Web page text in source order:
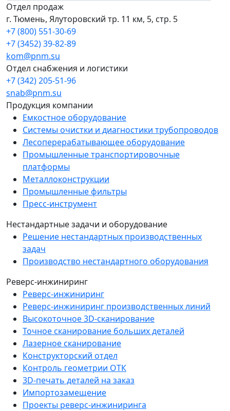
Отдел продаж
г. Тюмень, Ялуторовский тр. 11 км, 5, стр. 5
+7 (800) 551-30-69
+7 (3452) 39-82-89
kom@pnm.su
Отдел снабжения и логистики
+7 (342) 205-51-96
snab@pnm.su
Продукция компании
Емкостное оборудование
Системы очистки и диагностики трубопроводов
Лесоперерабатывающее оборудование
Промышленные транспортировочные
платформы
Металлоконструкции
Промышленные фильтры
Пресс-инструмент
Нестандартные задачи и оборудование
Решение нестандартных производственных
задач
Производство нестандартного оборудования
Реверс-инжиниринг
Реверс-инжиниринг
Реверс-инжиниринг производственных линий
Высокоточное 3D-сканирование
Точное сканирование больших деталей
Лазерное сканирование
Конструкторский отдел
Контроль геометрии ОТК
3D-печать деталей на заказ
Импортозамещение
Проекты реверс-инжиниринга